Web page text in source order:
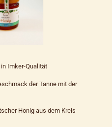
Imker-Qualität
der Tanne mit der
Honig aus dem Kreis